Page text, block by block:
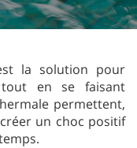
la solution pour
en se faisant
permettent,
un choc positif